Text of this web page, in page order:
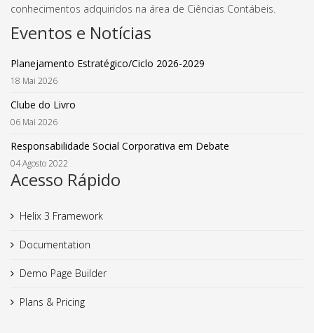
conhecimentos adquiridos na área de Ciências Contábeis.
Eventos e Notícias
Planejamento Estratégico/Ciclo 2026-2029
18 Mai 2026
Clube do Livro
06 Mai 2026
Responsabilidade Social Corporativa em Debate
04 Agosto 2022
Acesso Rápido
Helix 3 Framework
Documentation
Demo Page Builder
Plans & Pricing